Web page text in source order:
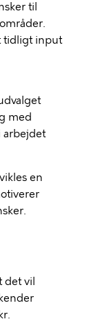
til
tidligt input
med
arbejdet
en
det vil